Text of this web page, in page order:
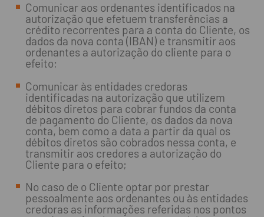
Comunicar aos ordenantes identificados na
autorização que efetuem transferências a
crédito recorrentes para a conta do Cliente, os
dados da nova conta (IBAN) e transmitir aos
ordenantes a autorização do cliente para o
efeito;
Comunicar às entidades credoras
identificadas na autorização que utilizem
débitos diretos para cobrar fundos da conta
de pagamento do Cliente, os dados da nova
conta, bem como a data a partir da qual os
débitos diretos são cobrados nessa conta, e
transmitir aos credores a autorização do
Cliente para o efeito;
No caso de o Cliente optar por prestar
pessoalmente aos ordenantes ou às entidades
credoras as informações referidas nos pontos